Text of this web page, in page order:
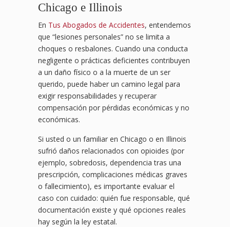
Chicago e Illinois
En Tus Abogados de Accidentes, entendemos
que “lesiones personales” no se limita a
choques o resbalones. Cuando una conducta
negligente o prácticas deficientes contribuyen
a un daño físico o a la muerte de un ser
querido, puede haber un camino legal para
exigir responsabilidades y recuperar
compensación por pérdidas económicas y no
económicas.
Si usted o un familiar en Chicago o en Illinois
sufrió daños relacionados con opioides (por
ejemplo, sobredosis, dependencia tras una
prescripción, complicaciones médicas graves
o fallecimiento), es importante evaluar el
caso con cuidado: quién fue responsable, qué
documentación existe y qué opciones reales
hay según la ley estatal.